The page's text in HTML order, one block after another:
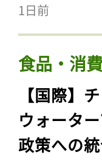
1日前
食品・消
【国際】
ウォータ
政策への